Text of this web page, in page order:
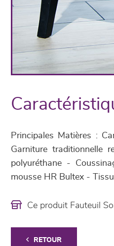
Principales Matières :
Garniture traditionnelle
polyuréthane -
mousse HR Bultex -
Ce produit Fauteuil
RETOUR